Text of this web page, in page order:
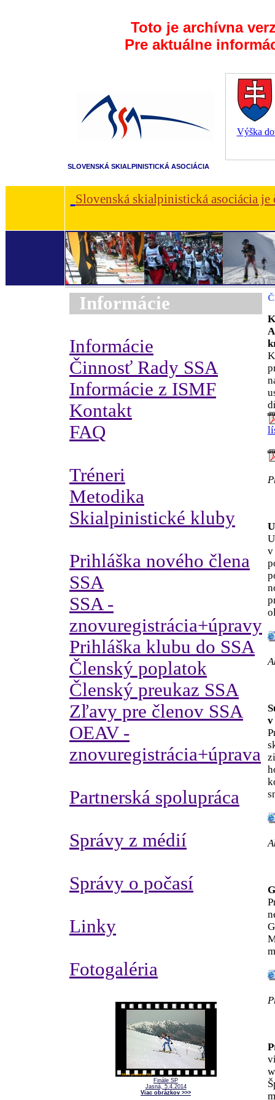
Toto je archívna
Pre aktuálne
Výška
SLOVENSKÁ SKIALPINISTICKÁ ASOCIÁCIA
Slovenská skialpinistická asociácia
Informácie
Informácie
Činnosť Rady SSA
Informácie z ISMF
Kontakt
FAQ
Tréneri
Metodika
Skialpinistické kluby
Prihláška nového člena
SSA
SSA -
znovuregistrácia+úpravy
Prihláška klubu do SSA
Členský poplatok
Členský preukaz SSA
Zľavy pre členov SSA
OEAV -
znovuregistrácia+úprava
Partnerská spolupráca
Správy z médií
Správy o počasí
Linky
Fotogaléria
Finále SP
Jasná, 5.4.2014
Viac obrázkov >>>
v
v